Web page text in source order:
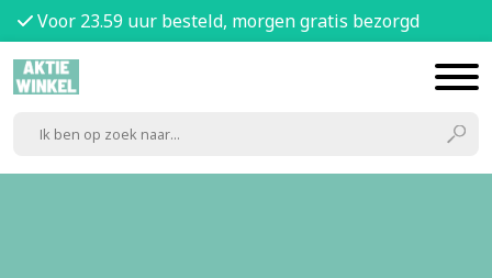
Voor 23.59 uur besteld, morgen gratis bezorgd